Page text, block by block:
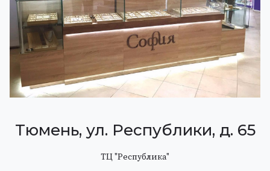
Тюмень, ул. Республики, д. 65
ТЦ "Республика"